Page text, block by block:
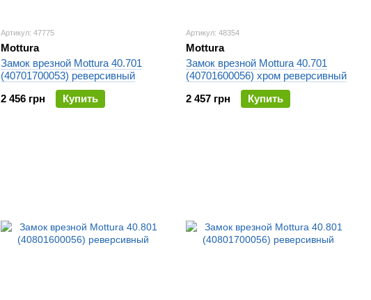
Артикул: 47775
Mottura
Замок врезной Mottura 40.701
(40701700053) реверсивный
2 456 грн
Купить
Артикул: 48354
Mottura
Замок врезной Mottura 40.701
(40701600056) хром реверсивный
2 457 грн
Купить